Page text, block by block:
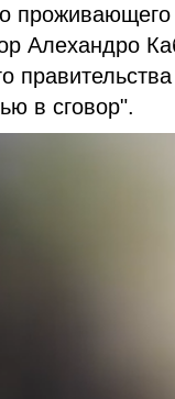
Алехандро
в сговор".